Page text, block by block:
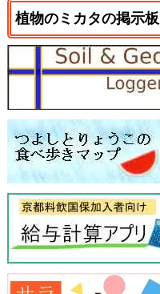
植物のミカタの掲示板